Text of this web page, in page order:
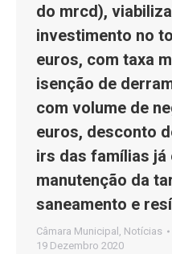
do mrcd),
investimento no
euros, com taxa
isenção de
com volume de
euros, desconto
irs das famílias já
manutenção da
saneamento e
Câmara Municipal Notícias
19 Dezembro 2020